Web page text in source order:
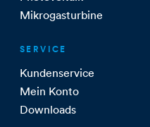
Mikrogasturbine
SERVICE
Kundenservice
Mein Konto
Downloads